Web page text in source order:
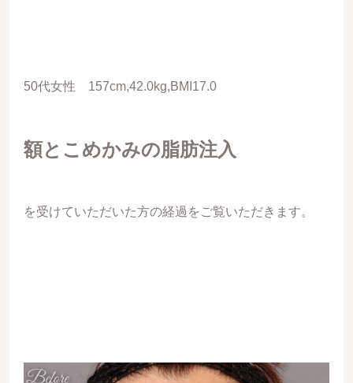
50代女性 157cm,42.0kg,BMI17.0
額とこめかみの脂肪注入
を受けていただいた方の経過をご覧いただきます。